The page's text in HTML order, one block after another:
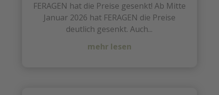
FERAGEN hat die Preise gesenkt! Ab Mitte
Januar 2026 hat FERAGEN die Preise
deutlich gesenkt. Auch...
mehr lesen